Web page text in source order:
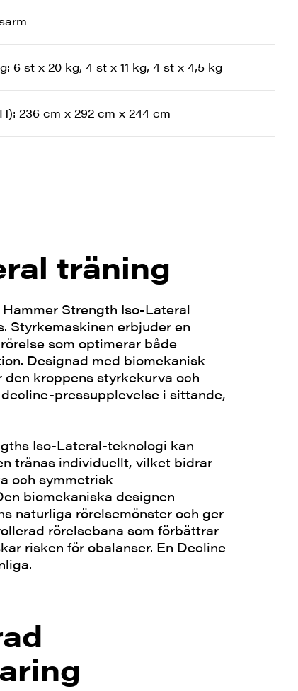
6 st x 20 kg, 4 st x 11 kg, 4 st x 4,5 kg
236 cm x 292 cm x 244 cm
träning
Strength Iso-Lateral
Styrkemaskinen erbjuder en
som optimerar både
Designad med biomekanisk
kroppens styrkekurva och
pressupplevelse i sittande,
Iso-Lateral-teknologi kan
tränas individuellt, vilket bidrar
och symmetrisk
biomekaniska designen
naturliga rörelsemönster och ger
rörelsebana som förbättrar
risken för obalanser. En Decline